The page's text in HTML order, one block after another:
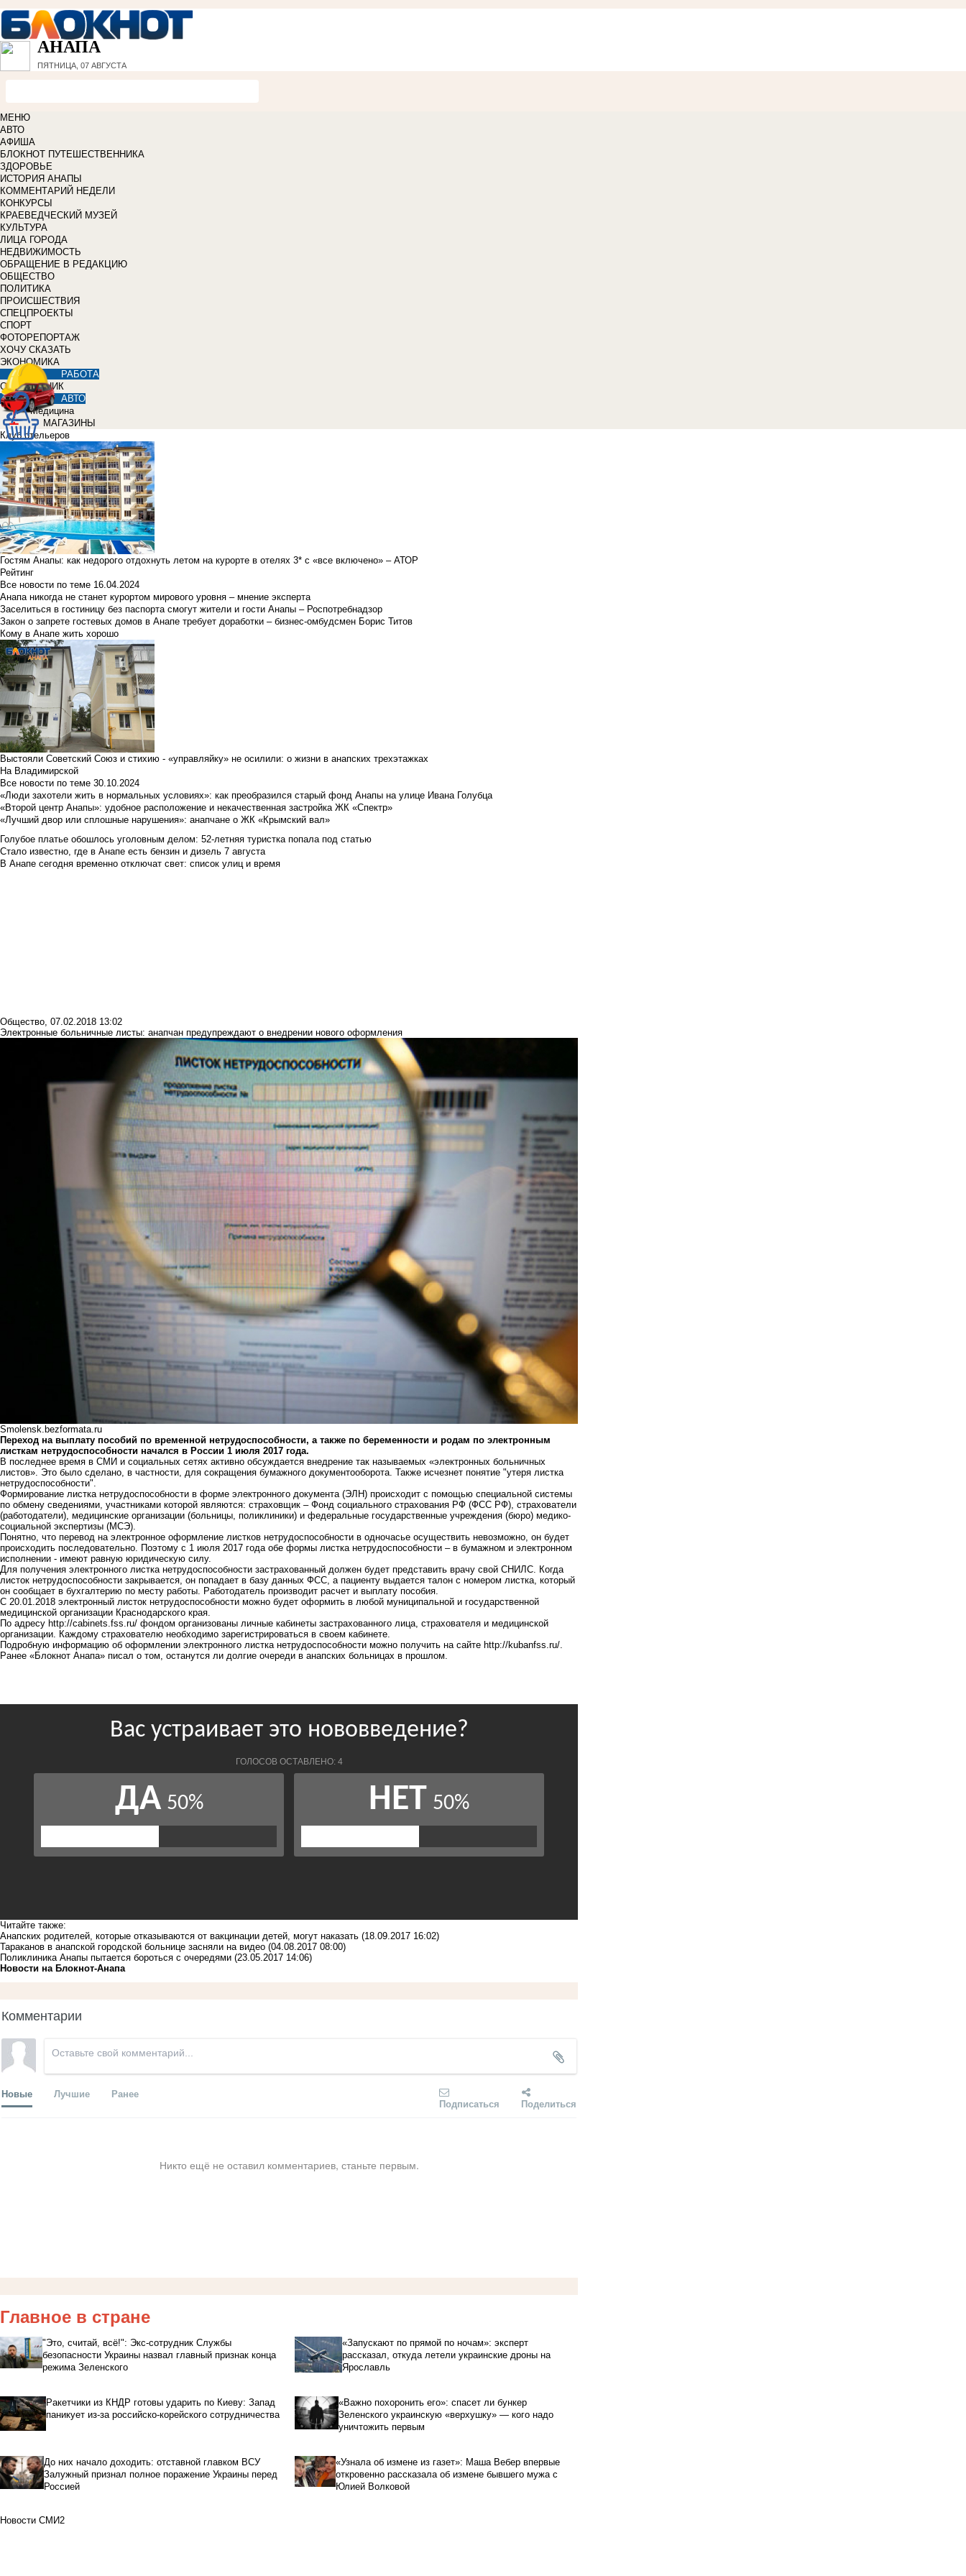
АНАПА
ПЯТНИЦА, 07 АВГУСТА
МЕНЮ
АВТО
АФИША
БЛОКНОТ ПУТЕШЕСТВЕННИКА
ЗДОРОВЬЕ
ИСТОРИЯ АНАПЫ
КОММЕНТАРИЙ НЕДЕЛИ
КОНКУРСЫ
КРАЕВЕДЧЕСКИЙ МУЗЕЙ
КУЛЬТУРА
ЛИЦА ГОРОДА
НЕДВИЖИМОСТЬ
ОБРАЩЕНИЕ В РЕДАКЦИЮ
ОБЩЕСТВО
ПОЛИТИКА
ПРОИСШЕСТВИЯ
СПЕЦПРОЕКТЫ
СПОРТ
ФОТОРЕПОРТАЖ
ХОЧУ СКАЗАТЬ
ЭКОНОМИКА
РАБОТА
СПРАВОЧНИК
АВТО
Медицина
МАГАЗИНЫ
Клуб отельеров
Гостям Анапы: как недорого отдохнуть летом на курорте в отелях 3* с «все включено» – АТОР
Рейтинг
Все новости по теме 16.04.2024
Анапа никогда не станет курортом мирового уровня – мнение эксперта
Заселиться в гостиницу без паспорта смогут жители и гости Анапы – Роспотребнадзор
Закон о запрете гостевых домов в Анапе требует доработки – бизнес-омбудсмен Борис Титов
Кому в Анапе жить хорошо
Выстояли Советский Союз и стихию - «управляйку» не осилили: о жизни в анапских трехэтажках
На Владимирской
Все новости по теме 30.10.2024
«Люди захотели жить в нормальных условиях»: как преобразился старый фонд Анапы на улице Ивана Голубца
«Второй центр Анапы»: удобное расположение и некачественная застройка ЖК «Спектр»
«Лучший двор или сплошные нарушения»: анапчане о ЖК «Крымский вал»
Голубое платье обошлось уголовным делом: 52-летняя туристка попала под статью
Стало известно, где в Анапе есть бензин и дизель 7 августа
В Анапе сегодня временно отключат свет: список улиц и время
Общество, 07.02.2018 13:02
Электронные больничные листы: анапчан предупреждают о внедрении нового оформления
Smolensk.bezformata.ru
Переход на выплату пособий по временной нетрудоспособности, а также по беременности и родам по электронным
листкам нетрудоспособности начался в России 1 июля 2017 года.
В последнее время в СМИ и социальных сетях активно обсуждается внедрение так называемых «электронных больничных
листов». Это было сделано, в частности, для сокращения бумажного документооборота. Также исчезнет понятие "утеря листка
нетрудоспособности".
Формирование листка нетрудоспособности в форме электронного документа (ЭЛН) происходит с помощью специальной системы
по обмену сведениями, участниками которой являются: страховщик – Фонд социального страхования РФ (ФСС РФ), страхователи
(работодатели), медицинские организации (больницы, поликлиники) и федеральные государственные учреждения (бюро) медико-
социальной экспертизы (МСЭ).
Понятно, что перевод на электронное оформление листков нетрудоспособности в одночасье осуществить невозможно, он будет
происходить последовательно. Поэтому с 1 июля 2017 года обе формы листка нетрудоспособности – в бумажном и электронном
исполнении - имеют равную юридическую силу.
Для получения электронного листка нетрудоспособности застрахованный должен будет представить врачу свой СНИЛС. Когда
листок нетрудоспособности закрывается, он попадает в базу данных ФСС, а пациенту выдается талон с номером листка, который
он сообщает в бухгалтерию по месту работы. Работодатель производит расчет и выплату пособия.
С 20.01.2018 электронный листок нетрудоспособности можно будет оформить в любой муниципальной и государственной
медицинской организации Краснодарского края.
По адресу http://cabinets.fss.ru/ фондом организованы личные кабинеты застрахованного лица, страхователя и медицинской
организации. Каждому страхователю необходимо зарегистрироваться в своем кабинете.
Подробную информацию об оформлении электронного листка нетрудоспособности можно получить на сайте http://kubanfss.ru/
Ранее «Блокнот Анапа» писал о том, останутся ли долгие очереди в анапских больницах в прошлом.
Читайте также:
Анапских родителей, которые отказываются от вакцинации детей, могут наказать (18.09.2017 16:02)
Тараканов в анапской городской больнице засняли на видео (04.08.2017 08:00)
Поликлиника Анапы пытается бороться с очередями (23.05.2017 14:06)
Новости на Блoкнoт-Анапа
Комментарии
Новые Лучшие Ранее
Подписаться Поделиться
Никто ещё не оставил комментариев, станьте первым.
Главное в стране
"Это, считай, всё!": Экс-сотрудник Службы
безопасности Украины назвал главный признак конца
режима Зеленского
«Запускают по прямой по ночам»: эксперт
рассказал, откуда летели украинские дроны на
Ярославль
Ракетчики из КНДР готовы ударить по Киеву: Запад
паникует из-за российско-корейского сотрудничества
«Важно похоронить его»: спасет ли бункер
Зеленского украинскую «верхушку» — кого надо
уничтожить первым
До них начало доходить: отставной главком ВСУ
Залужный признал полное поражение Украины перед
Россией
«Узнала об измене из газет»: Маша Вебер впервые
откровенно рассказала об измене бывшего мужа с
Юлией Волковой
Новости СМИ2